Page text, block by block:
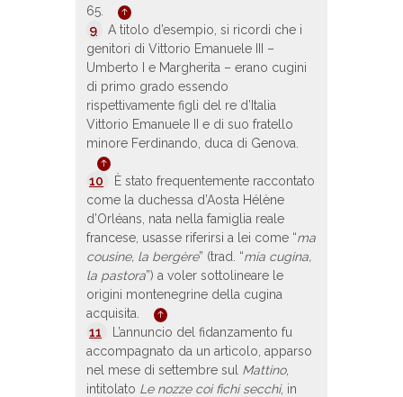
65.
9
A titolo d’esempio, si ricordi che i
genitori di Vittorio Emanuele III –
Umberto I e Margherita – erano cugini
di primo grado essendo
rispettivamente figli del re d’Italia
Vittorio Emanuele II e di suo fratello
minore Ferdinando, duca di Genova.
10
È stato frequentemente raccontato
come la duchessa d’Aosta Hélène
d’Orléans, nata nella famiglia reale
francese, usasse riferirsi a lei come “ma
cousine, la bergère” (trad. “mia cugina,
la pastora”) a voler sottolineare le
origini montenegrine della cugina
acquisita.
11
L’annuncio del fidanzamento fu
accompagnato da un articolo, apparso
nel mese di settembre sul Mattino,
intitolato Le nozze coi fichi secchi, in